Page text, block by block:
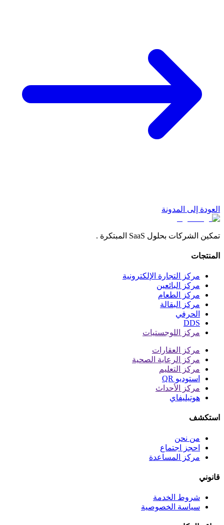
العودة إلى المدونة
تمكين الشركات بحلول SaaS المبتكرة .
المنتجات
مركز التجارة الإلكترونية
مركز البائعين
مركز الطعام
مركز البقالة
الحرفي
DDS
مركز اللوجستيات
مركز العقارات
مركز الرعاية الصحية
مركز التعليم
استوديو QR
مركز الأحداث
هوتيليفاي
استكشف
من نحن
احجز اجتماع
مركز المساعدة
قانوني
شروط الخدمة
سياسة الخصوصية